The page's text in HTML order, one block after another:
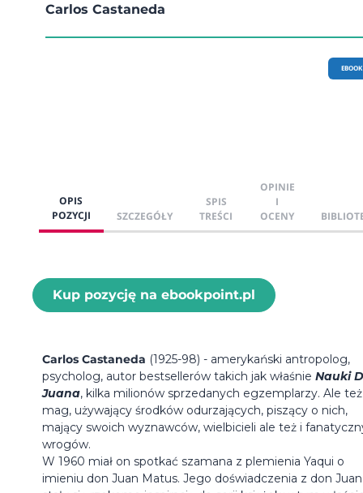
Carlos Castaneda
EBOOK
OPIS
POZYCJI
SZCZEGÓŁY
SPIS
TREŚCI
OPINIE
I
OCENY
Kup pozycję na ebookpoint.pl
Carlos Castaneda (1925-98) - amerykański antropolog,
psycholog, autor bestsellerów takich jak właśnie Nauki
Juana, kilka milionów sprzedanych egzemplarzy. Ale też
mag, używający środków odurzających, piszący o nich,
mający swoich wyznawców, wielbicieli ale też i
wrogów.
W 1960 miał on spotkać szamana z plemienia Yaqui o
imieniu don Juan Matus. Jego doświadczenia z don